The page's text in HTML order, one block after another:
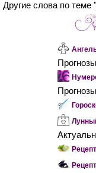
Другие слова по теме "